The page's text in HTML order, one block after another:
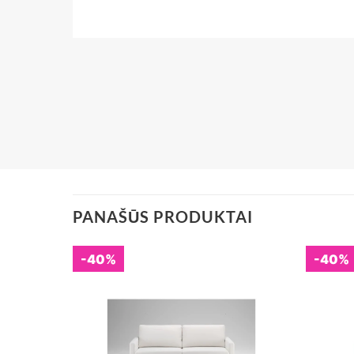
PANAŠŪS PRODUKTAI
-40% -40%